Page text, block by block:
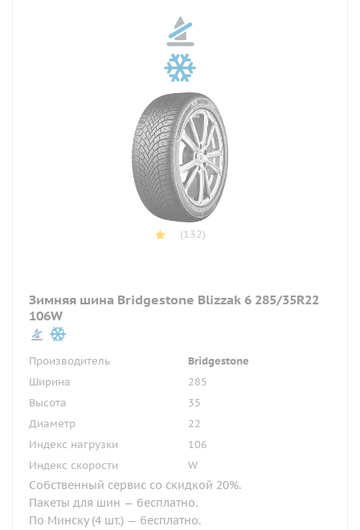
(132)
Зимняя шина Bridgestone Blizzak 6 285/35R22
106W
Производитель
Bridgestone
Ширина
285
Высота
35
Диаметр
22
Индекс нагрузки
106
Индекс скорости
W
Собственный сервис со скидкой 20%.
Пакеты для шин — бесплатно.
По Минску (4 шт.) — бесплатно.